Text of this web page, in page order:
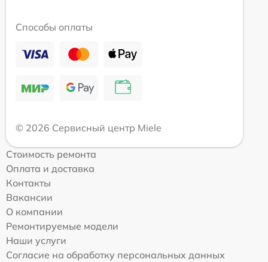
Способы оплаты
© 2026 Сервисный центр Miele
Стоимость ремонта
Оплата и доставка
Контакты
Вакансии
О компании
Ремонтируемые модели
Наши услуги
Согласие на обработку персональных данных